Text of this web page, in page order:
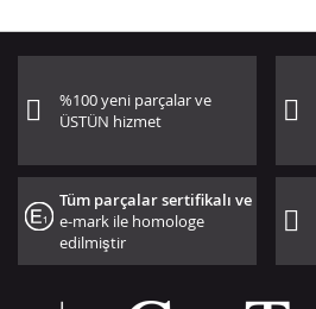
%100 yeni parçalar ve
ÜSTÜN hizmet
Tüm parçalar sertifikalı ve
e-mark ile homologe
edilmiştir